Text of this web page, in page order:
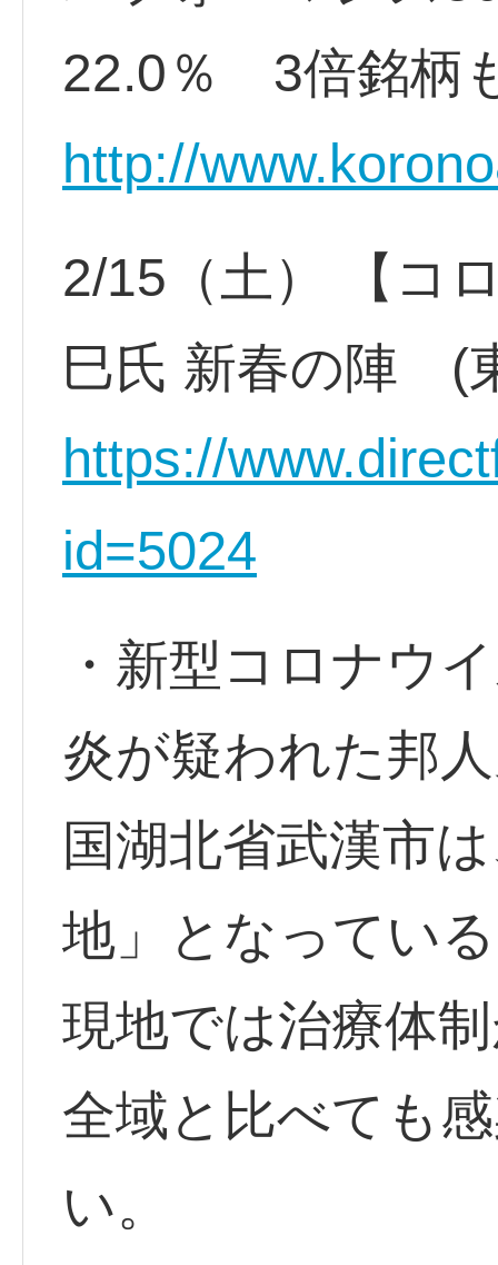
22.0％ 3倍銘柄
http://
2/15（土） 【コ
巳氏 新春の陣 (
https://
id=5024
・新型コロナウ
炎が疑われた邦
国湖北省武漢市
地」となってい
現地では治療体
全域と比べても
い。